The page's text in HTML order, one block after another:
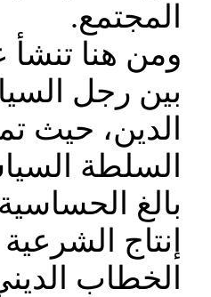
المجتمع.
ومن هنا تنشأ
بين رجل
الدين، حيث
السلطة
بالغ
إنتاج
الخطاب